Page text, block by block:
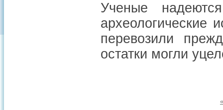
Ученые
археологические
перевозили
остатки могли